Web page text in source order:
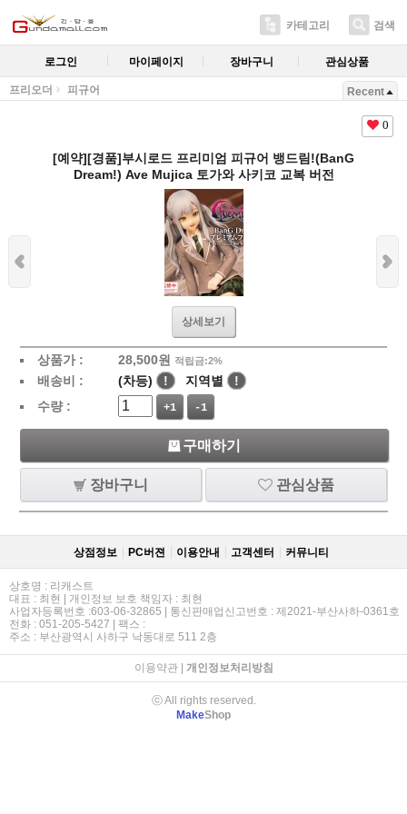
카테고리 검색
로그인 마이페이지 장바구니 관심상품
프리오더 피규어 Recent
0
[예약][경품]부시로드 프리미엄 피규어 뱅드림!(BanG
Dream!) Ave Mujica 토가와 사키코 교복 버전
상세보기
상품가 : 28,500원 적립금:2%
배송비 : (차등) ! 지역별
!
수량 :
+1 -1
구매하기
장바구니 관심상품
상점정보 PC버젼 이용안내 고객센터 커뮤니티
상호명 : 리캐스트
대표 : 최현 | 개인정보 보호 책임자 : 최현
사업자등록번호 :603-06-32865 | 통신판매업신고번호 : 제2021-부산사하-0361호
전화 : 051-205-5427 | 팩스 :
주소 : 부산광역시 사하구 낙동대로 511 2층
이용약관| 개인정보처리방침
ⓒ All rights reserved.
MakeShop